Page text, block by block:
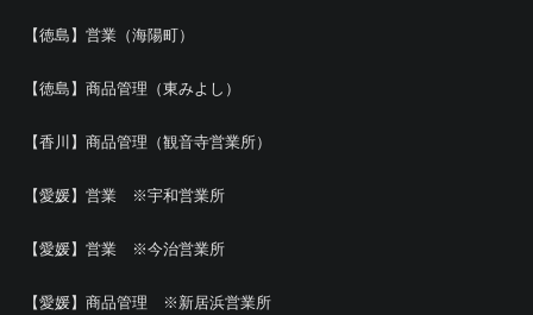
【徳島】営業（海陽町）
【徳島】商品管理（東みよし）
【香川】商品管理（観音寺営業所）
【愛媛】営業 ※宇和営業所
【愛媛】営業 ※今治営業所
【愛媛】商品管理 ※新居浜営業所